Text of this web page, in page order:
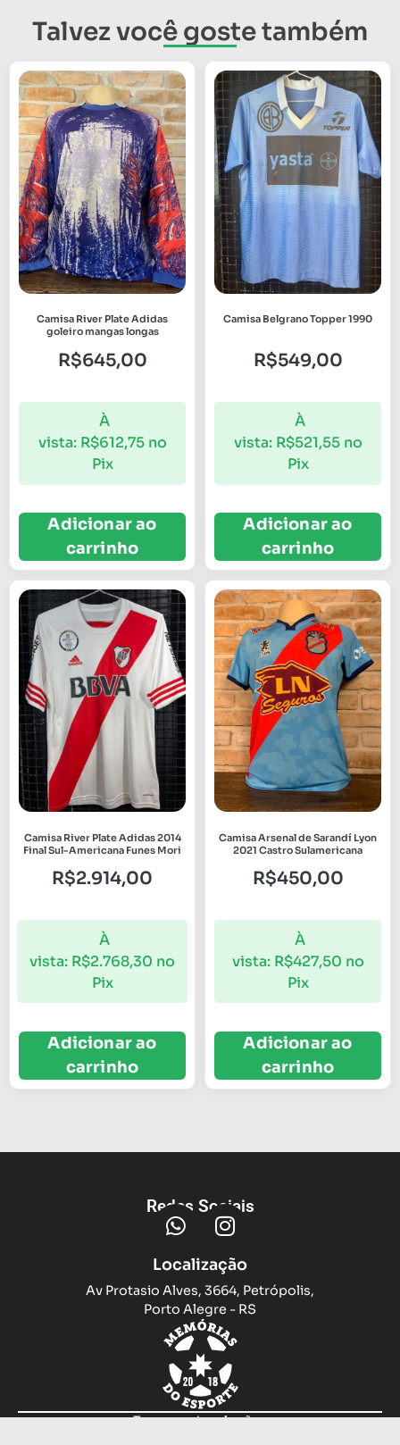
Talvez você goste também
Camisa River Plate Adidas
goleiro mangas longas
R$645,00
À
vista: R$612,75 no
Pix
Adicionar ao
carrinho
Camisa Belgrano Topper 1990
R$549,00
À
vista: R$521,55 no
Pix
Adicionar ao
carrinho
Camisa River Plate Adidas 2014
Final Sul-Americana Funes Mori
R$2.914,00
À
vista: R$2.768,30 no
Pix
Adicionar ao
carrinho
Camisa Arsenal de Sarandí Lyon
2021 Castro Sulamericana
R$450,00
À
vista: R$427,50 no
Pix
Adicionar ao
carrinho
Redes Sociais
Localização
Av Protasio Alves, 3664, Petrópolis,
Porto Alegre - RS
Trocas e devoluções